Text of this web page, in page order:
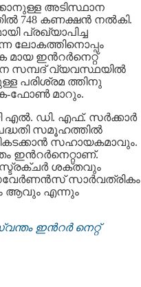
അടിസ്ഥാന
748 കണക്ഷൻ നൽകി.
പ്രഖ്യാപിച്ച
ലോകത്തിനൊപ്പം
മായ ഇന്‍റര്‍നെറ്റ്
സമ്പദ് വ്യവസ്ഥയിൽ
പരിശ്രമ ത്തിനു
ഫോൺ മാറും.
എൽ. ഡി. എഫ്. സർക്കാർ
സമൂഹത്തില്‍
സഹായകമാവും.
ഇന്‍റർനെറ്റാണ്.
ശക്തവും
സാർവത്രികം
ആവും എന്നും
ഇന്‍റര്‍ നെറ്റ്